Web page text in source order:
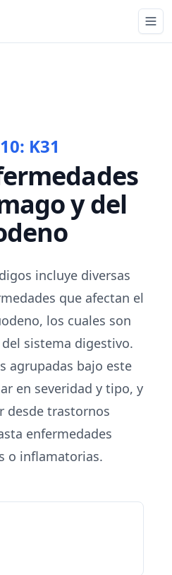
K31
y del
incluye diversas
que afectan el
los cuales son
sistema digestivo.
agrupadas bajo este
en severidad y tipo, y
desde trastornos
enfermedades
o inflamatorias.